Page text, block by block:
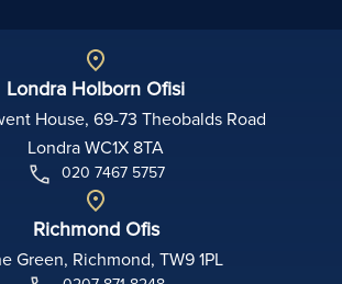
Londra Holborn Ofisi
House, 69-73 Theobalds Road
Londra WC1X 8TA
020 7467 5757
Richmond Ofis
Green, Richmond, TW9 1PL